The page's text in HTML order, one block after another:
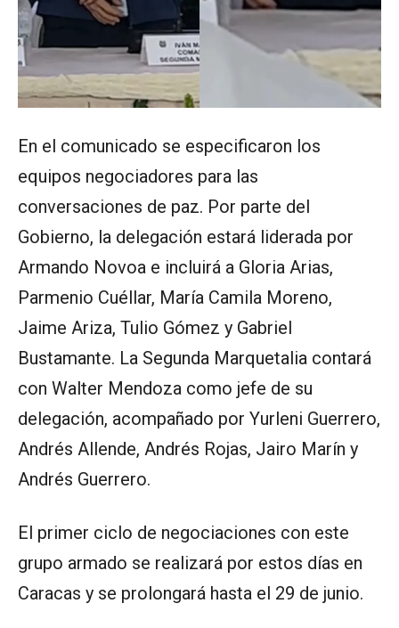
En el comunicado se especificaron los
equipos negociadores para las
conversaciones de paz. Por parte del
Gobierno, la delegación estará liderada por
Armando Novoa e incluirá a Gloria Arias,
Parmenio Cuéllar, María Camila Moreno,
Jaime Ariza, Tulio Gómez y Gabriel
Bustamante. La Segunda Marquetalia contará
con Walter Mendoza como jefe de su
delegación, acompañado por Yurleni Guerrero,
Andrés Allende, Andrés Rojas, Jairo Marín y
Andrés Guerrero.
El primer ciclo de negociaciones con este
grupo armado se realizará por estos días en
Caracas y se prolongará hasta el 29 de junio.